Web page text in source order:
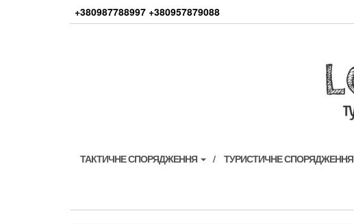
+380987788997 +380957879088
ТАКТИЧНЕ СПОРЯДЖЕННЯ ТУРИСТИЧНЕ СПОРЯДЖЕННЯ